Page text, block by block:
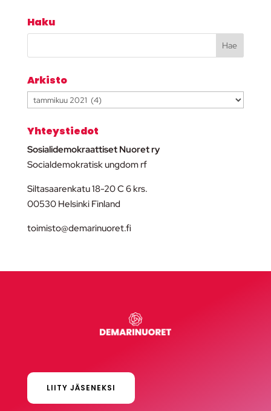
Haku
Arkisto
Arkisto
Yhteystiedot
Sosialidemokraattiset Nuoret ry
Socialdemokratisk ungdom rf
Siltasaarenkatu 18-20 C 6 krs.
00530 Helsinki Finland
toimisto@demarinuoret.fi
LIITY JÄSENEKSI